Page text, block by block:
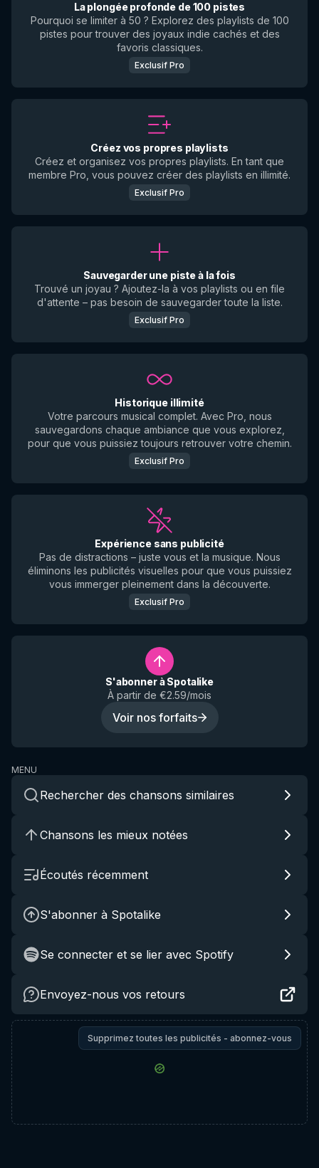
La plongée profonde de 100 pistes
Pourquoi se limiter à 50 ? Explorez des playlists de 100
pistes pour trouver des joyaux indie cachés et des
favoris classiques.
Exclusif Pro
Créez vos propres playlists
Créez et organisez vos propres playlists. En tant que
membre Pro, vous pouvez créer des playlists en illimité.
Exclusif Pro
Sauvegarder une piste à la fois
Trouvé un joyau ? Ajoutez-la à vos playlists ou en file
d'attente – pas besoin de sauvegarder toute la liste.
Exclusif Pro
Historique illimité
Votre parcours musical complet. Avec Pro, nous
sauvegardons chaque ambiance que vous explorez,
pour que vous puissiez toujours retrouver votre chemin.
Exclusif Pro
Expérience sans publicité
Pas de distractions – juste vous et la musique. Nous
éliminons les publicités visuelles pour que vous puissiez
vous immerger pleinement dans la découverte.
Exclusif Pro
S'abonner à Spotalike
À partir de €2.59/mois
Voir nos forfaits
MENU
Rechercher des chansons similaires
Chansons les mieux notées
Écoutés récemment
S'abonner à Spotalike
Se connecter et se lier avec Spotify
Envoyez-nous vos retours
Supprimez toutes les publicités - abonnez-vous